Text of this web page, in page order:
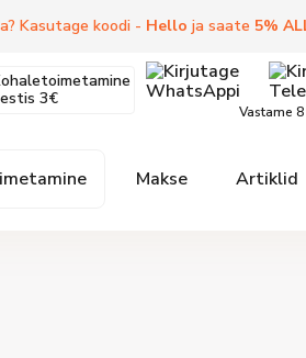
Kasutage koodi - Hello ja saate 5%
3€
Vastame
Makse Artiklid